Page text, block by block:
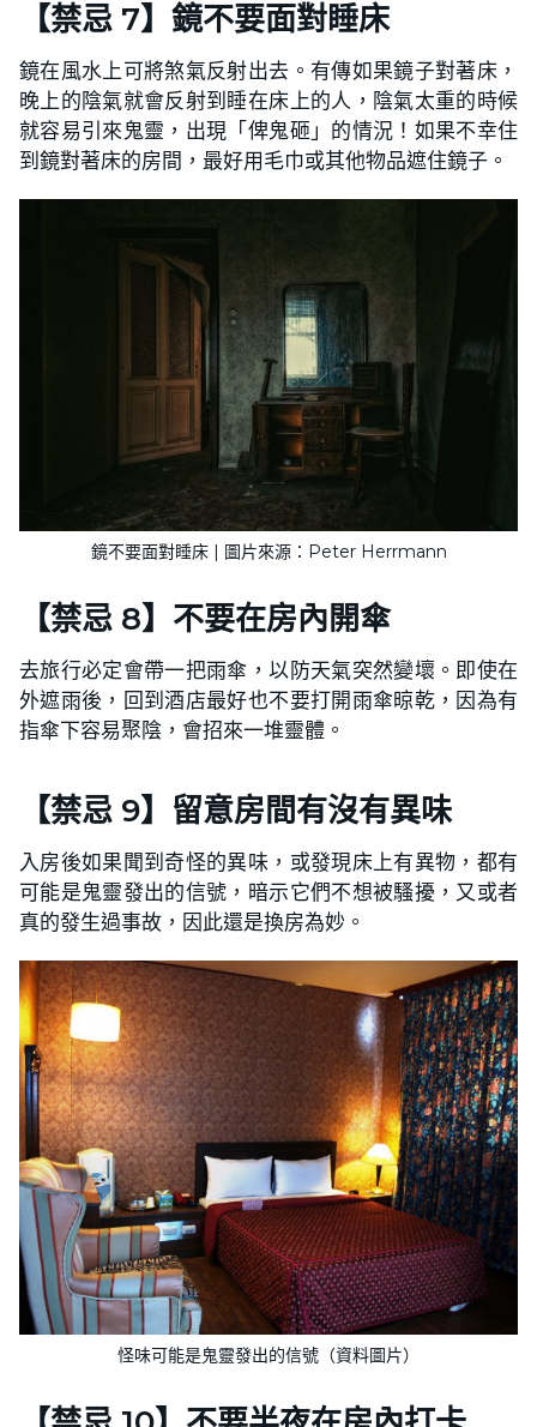
【禁忌 7】鏡不要面對睡床
鏡在風水上可將煞氣反射出去。有傳如果鏡子對著床，
晚上的陰氣就會反射到睡在床上的人，陰氣太重的時候
就容易引來鬼靈，出現「俾鬼砸」的情況！如果不幸住
到鏡對著床的房間，最好用毛巾或其他物品遮住鏡子。
鏡不要面對睡床 | 圖片來源：Peter Herrmann
【禁忌 8】不要在房內開傘
去旅行必定會帶一把雨傘，以防天氣突然變壞。即使在
外遮雨後，回到酒店最好也不要打開雨傘晾乾，因為有
指傘下容易聚陰，會招來一堆靈體。
【禁忌 9】留意房間有沒有異味
入房後如果聞到奇怪的異味，或發現床上有異物，都有
可能是鬼靈發出的信號，暗示它們不想被騷擾，又或者
真的發生過事故，因此還是換房為妙。
怪味可能是鬼靈發出的信號（資料圖片）